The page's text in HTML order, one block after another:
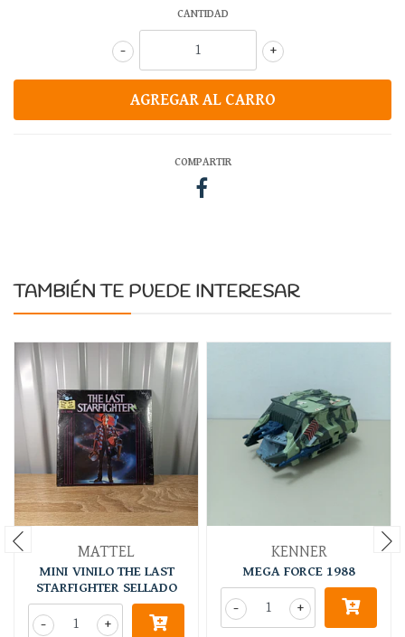
CANTIDAD
+
-
COMPARTIR
TAMBIÉN TE PUEDE INTERESAR
MATTEL
MINI VINILO THE LAST
STARFIGHTER SELLADO
+
-
KENNER
MEGA FORCE 1988
+
-